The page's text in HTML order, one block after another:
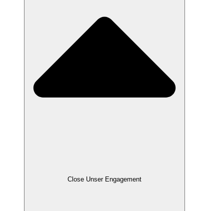
Close Unser Engagement